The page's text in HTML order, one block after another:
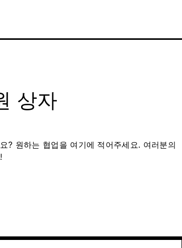
상자
? 원하는 협업을 여기에 적어주세요. 여러분의